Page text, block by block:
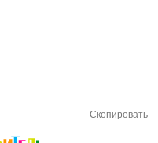
Скопировать